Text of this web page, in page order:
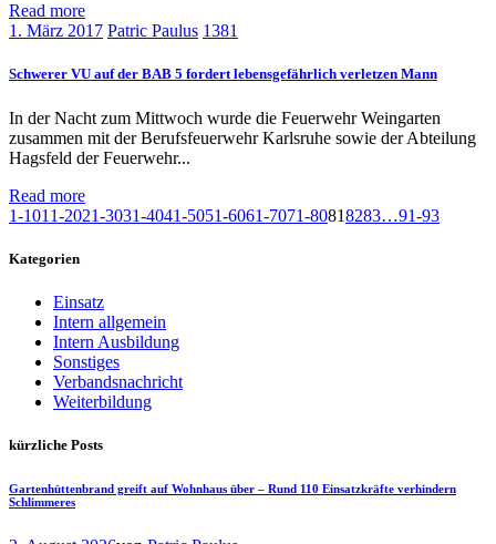
Read more
1. März 2017 Patric Paulus 1381
Schwerer VU auf der BAB 5 fordert lebensgefährlich verletzen Mann
In der Nacht zum Mittwoch wurde die Feuerwehr Weingarten
zusammen mit der Berufsfeuerwehr Karlsruhe sowie der Abteilung
Hagsfeld der Feuerwehr...
Read more
1-1011-2021-3031-4041-5051-6061-7071-80818283…91-93
Kategorien
Einsatz
Intern allgemein
Intern Ausbildung
Sonstiges
Verbandsnachricht
Weiterbildung
kürzliche Posts
Gartenhüttenbrand greift auf Wohnhaus über – Rund 110 Einsatzkräfte verhindern
Schlimmeres